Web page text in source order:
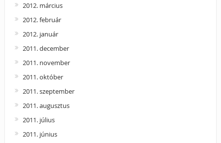
2012. március
2012. február
2012. január
2011. december
2011. november
2011. október
2011. szeptember
2011. augusztus
2011. július
2011. június